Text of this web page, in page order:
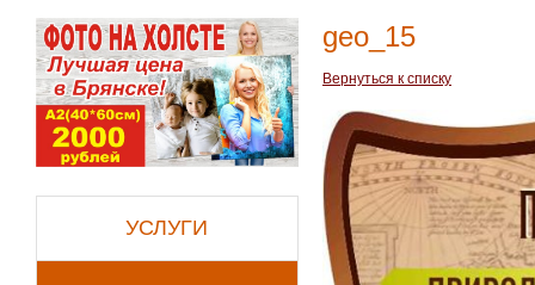
УСЛУГИ
geo_15
Вернуться к списку